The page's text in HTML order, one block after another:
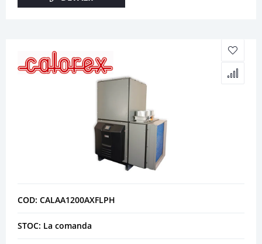
COD: CALAA1200AXFLPH
STOC: La comanda